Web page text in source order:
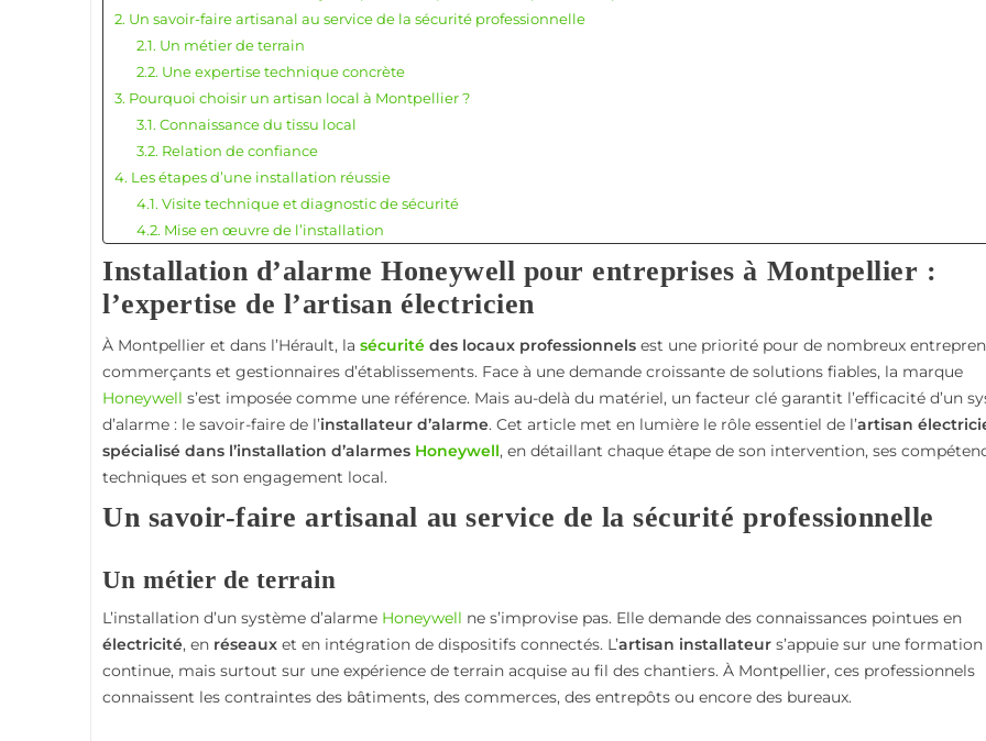
2. Un savoir-faire artisanal au service de la sécurité professionnelle
2.1. Un métier de terrain
2.2. Une expertise technique concrète
3. Pourquoi choisir un artisan local à Montpellier ?
3.1. Connaissance du tissu local
3.2. Relation de confiance
4. Les étapes d’une installation réussie
4.1. Visite technique et diagnostic de sécurité
4.2. Mise en œuvre de l’installation
4.3. Formation et accompagnement
5. Le choix d’un matériel fiable : Honeywell
6. L’intervention dans différents secteurs d’activité
7. Un engagement sur le long terme
8. Témoignages clients et retours d’expérience
9. Conclusion : la sécurité professionnelle, affaire de spécialiste
Installation d’alarme Honeywell pour entreprises à Montpellier :
l’expertise de l’artisan électricien
À Montpellier et dans l’Hérault, la sécurité des locaux professionnels est une priorité pour de nombreux
commerçants et gestionnaires d’établissements. Face à une demande croissante de solutions fiables, la marque
Honeywell s’est imposée comme une référence. Mais au-delà du matériel, un facteur clé garantit l’efficacité d’un
d’alarme : le savoir-faire de l’installateur d’alarme. Cet article met en lumière le rôle essentiel de l’artisan
spécialisé dans l’installation d’alarmes Honeywell, en détaillant chaque étape de son intervention, ses
techniques et son engagement local.
Un savoir-faire artisanal au service de la sécurité professionnelle
Un métier de terrain
L’installation d’un système d’alarme Honeywell ne s’improvise pas. Elle demande des connaissances pointues en
électricité, en réseaux et en intégration de dispositifs connectés. L’artisan installateur s’appuie sur une formation
continue, mais surtout sur une expérience de terrain acquise au fil des chantiers. À Montpellier, ces professionnels
connaissent les contraintes des bâtiments, des commerces, des entrepôts ou encore des bureaux.